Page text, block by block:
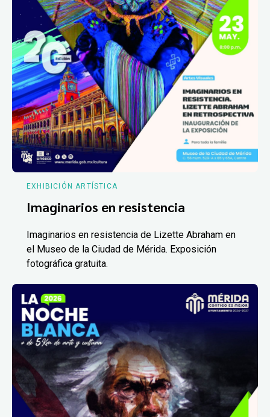
EXHIBICIÓN ARTÍSTICA
Imaginarios en resistencia
Imaginarios en resistencia de Lizette Abraham en
el Museo de la Ciudad de Mérida. Exposición
fotográfica gratuita.